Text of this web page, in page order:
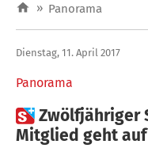
» Panorama
Panorama
Dienstag, 11. April 2017
Zwölfjähriger
Mitglied geht auf